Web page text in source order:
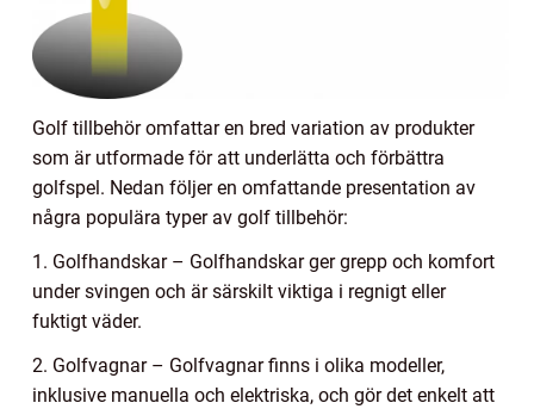
Golf tillbehör omfattar en bred variation av produkter
som är utformade för att underlätta och förbättra
golfspel. Nedan följer en omfattande presentation av
några populära typer av golf tillbehör:
1. Golfhandskar – Golfhandskar ger grepp och komfort
under svingen och är särskilt viktiga i regnigt eller
fuktigt väder.
2. Golfvagnar – Golfvagnar finns i olika modeller,
inklusive manuella och elektriska, och gör det enkelt att